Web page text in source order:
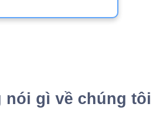
nói gì về chúng tôi